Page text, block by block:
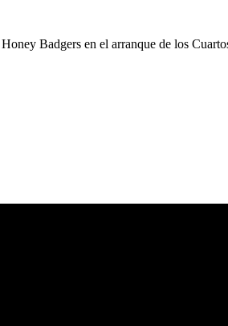
Badgers en el arranque de los